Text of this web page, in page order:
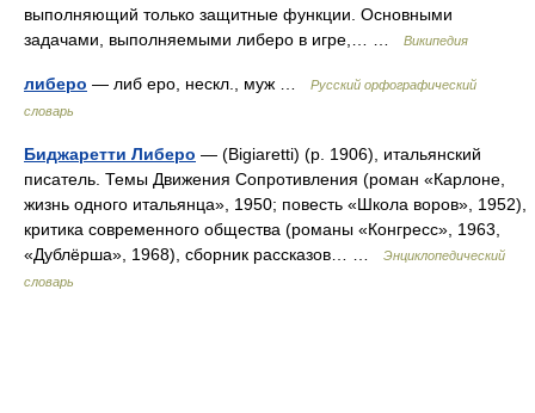
выполняющий только защитные функции. Основными
задачами, выполняемыми либеро в игре,… …
Википедия
либеро — либ еро, нескл., муж …
Русский орфографический
словарь
Биджаретти Либеро — (Bigiaretti) (р. 1906), итальянский
писатель. Темы Движения Сопротивления (роман «Карлоне,
жизнь одного итальянца», 1950; повесть «Школа воров», 1952),
критика современного общества (романы «Конгресс», 1963,
«Дублёрша», 1968), сборник рассказов… …
Энциклопедический
словарь